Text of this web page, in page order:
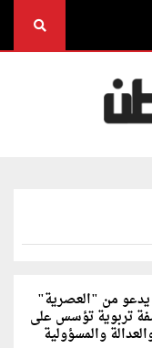
يدعو من "العصرية"
تربوية تؤسس على
والمسؤولية